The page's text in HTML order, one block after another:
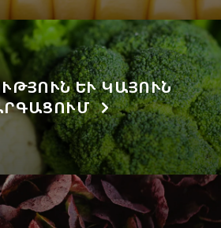
ԵՒ ԿԱՅՈՒՆ Զ